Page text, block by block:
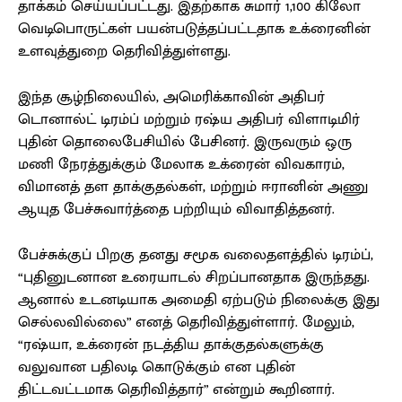
தாக்கம் செய்யப்பட்டது. இதற்காக சுமார் 1,100 கிலோ
வெடிபொருட்கள் பயன்படுத்தப்பட்டதாக உக்ரைனின்
உளவுத்துறை தெரிவித்துள்ளது.
இந்த சூழ்நிலையில், அமெரிக்காவின் அதிபர்
டொனால்ட் டிரம்ப் மற்றும் ரஷ்ய அதிபர் விளாடிமிர்
புதின் தொலைபேசியில் பேசினர். இருவரும் ஒரு
மணி நேரத்துக்கும் மேலாக உக்ரைன் விவகாரம்,
விமானத் தள தாக்குதல்கள், மற்றும் ஈரானின் அணு
ஆயுத பேச்சுவார்த்தை பற்றியும் விவாதித்தனர்.
பேச்சுக்குப் பிறகு தனது சமூக வலைதளத்தில் டிரம்ப்,
“புதினுடனான உரையாடல் சிறப்பானதாக இருந்தது.
ஆனால் உடனடியாக அமைதி ஏற்படும் நிலைக்கு இது
செல்லவில்லை” எனத் தெரிவித்துள்ளார். மேலும்,
“ரஷ்யா, உக்ரைன் நடத்திய தாக்குதல்களுக்கு
வலுவான பதிலடி கொடுக்கும் என புதின்
திட்டவட்டமாக தெரிவித்தார்” என்றும் கூறினார்.